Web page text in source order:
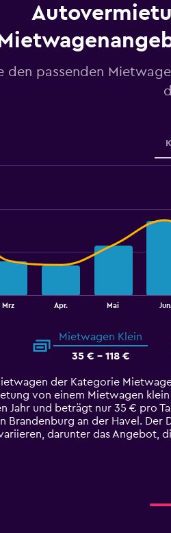
displaying
values.
Range:
0
75.
den passenden
Mrz Apr. Mai
Mietwagen Klein
35 € - 118 €
der Kategorie
von einem Mietwagen
Jahr und beträgt nur 35 € pro
an der Havel. Der
darunter das Angebot,